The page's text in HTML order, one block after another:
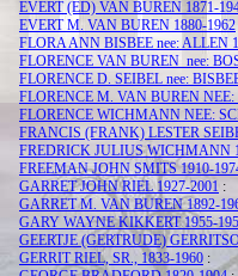
EVERT (ED) VAN BUREN 1871-
EVERT M. VAN BUREN 1880-1962
FLORA ANN BISBEE nee: ALLEN
FLORENCE VAN BUREN nee:
FLORENCE D. SEIBEL nee:
FLORENCE M. VAN BUREN NEE:
FLORENCE WICHMANN NEE:
FRANCIS (FRANK) LESTER
FREDRICK JULIUS WICHMANN
FREEMAN JOHN SMITS 1910-
GARRET JOHN RIEL 1927-2001 :
GARRET M. VAN BUREN 1892-
GARY WAYNE KIKKERT 1955-
GEERTJE (GERTRUDE)
GERRIT RIEL, SR., 1833-1960 :